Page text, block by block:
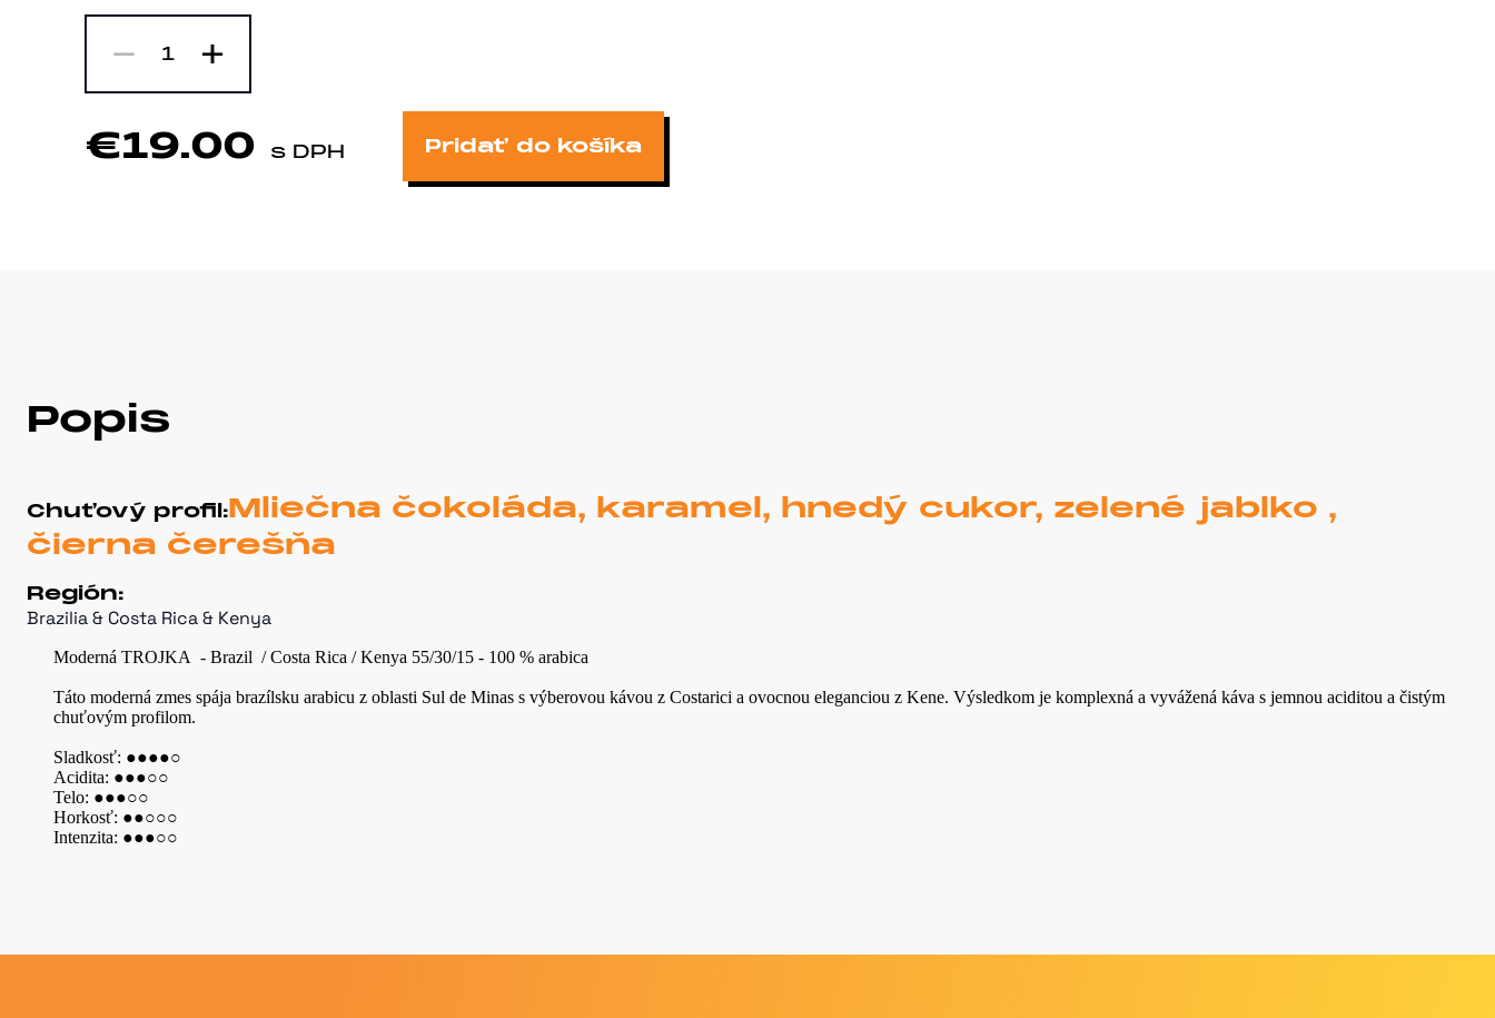
- 1 +
€19.00 s DPH Pridať do košíka
Popis
Chuťový profil:Mliečna čokoláda, karamel, hnedý cukor, zelené jablko ,
čierna čerešňa
Región:
Brazilia & Costa Rica & Kenya
Moderná TROJKA - Brazil / Costa Rica / Kenya 55/30/15 - 100 % arabica
Táto moderná zmes spája brazílsku arabicu z oblasti Sul de Minas s výberovou kávou z Costarici a ovocnou eleganciou z Kene. Výsledkom je komplexná a vyvážená káva s jemnou aciditou a čistým
chuťovým profilom.
Sladkosť: ●●●●○
Acidita: ●●●○○
Telo: ●●●○○
Horkosť: ●●○○○
Intenzita: ●●●○○